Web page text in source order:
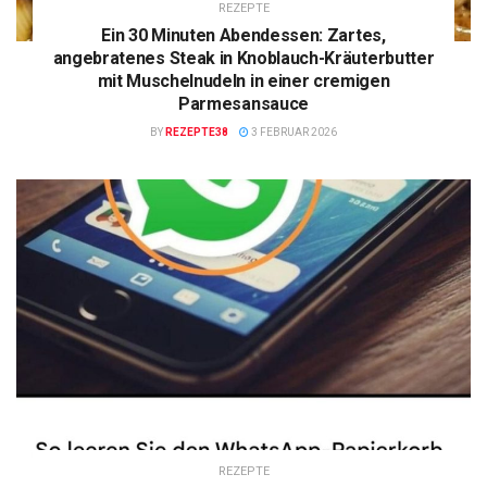
REZEPTE
Ein 30 Minuten Abendessen: Zartes,
angebratenes Steak in Knoblauch-Kräuterbutter
mit Muschelnudeln in einer cremigen
Parmesansauce
BY REZEPTE38 3 FEBRUAR 2026
REZEPTE